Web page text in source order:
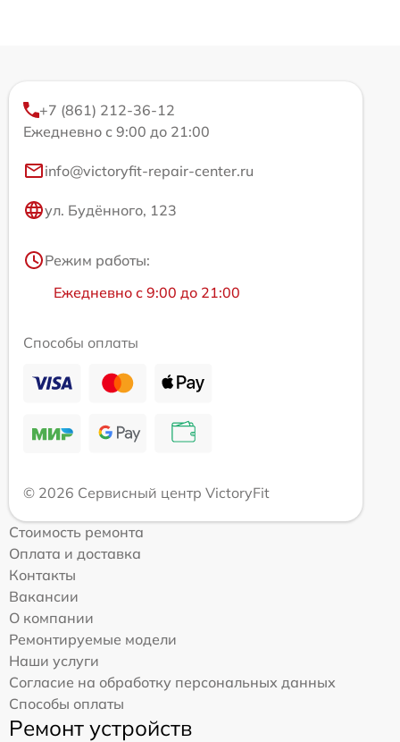
+7 (861) 212-36-12
Ежедневно с 9:00 до 21:00
info@victoryfit-repair-center.ru
ул. Будённого, 123
Режим работы:
Ежедневно с 9:00 до 21:00
Способы оплаты
© 2026 Сервисный центр VictoryFit
Стоимость ремонта
Оплата и доставка
Контакты
Вакансии
О компании
Ремонтируемые модели
Наши услуги
Согласие на обработку персональных данных
Способы оплаты
Ремонт устройств